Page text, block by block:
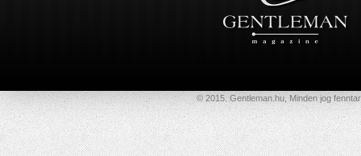
© 2015. Gentleman.hu, Minden jog